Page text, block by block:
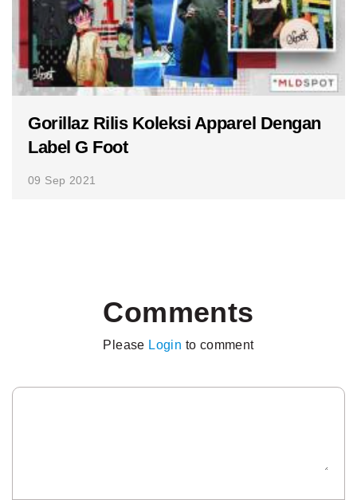
Gorillaz Rilis Koleksi Apparel Dengan
Label G Foot
09 Sep 2021
Comments
Please Login to comment